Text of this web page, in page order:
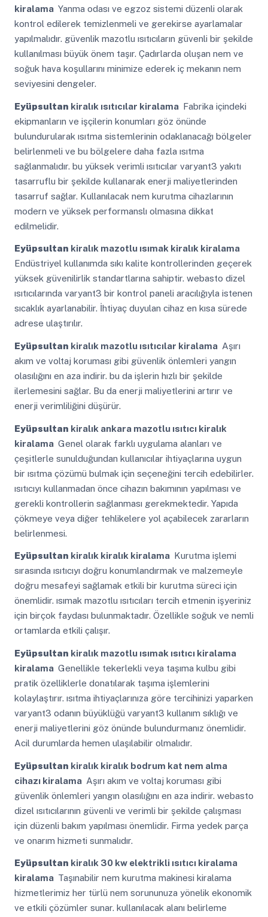
kiralama Yanma odası ve egzoz sistemi düzenli olarak
kontrol edilerek temizlenmeli ve gerekirse ayarlamalar
yapılmalıdır. güvenlik mazotlu ısıtıcıların güvenli bir şekilde
kullanılması büyük önem taşır. Çadırlarda oluşan nem ve
soğuk hava koşullarını minimize ederek iç mekanın nem
seviyesini dengeler.
Eyüpsultan kiralık ısıtıcılar kiralama Fabrika içindeki
ekipmanların ve işçilerin konumları göz önünde
bulundurularak ısıtma sistemlerinin odaklanacağı bölgeler
belirlenmeli ve bu bölgelere daha fazla ısıtma
sağlanmalıdır. bu yüksek verimli ısıtıcılar varyant3 yakıtı
tasarruflu bir şekilde kullanarak enerji maliyetlerinden
tasarruf sağlar. Kullanılacak nem kurutma cihazlarının
modern ve yüksek performanslı olmasına dikkat
edilmelidir.
Eyüpsultan kiralık mazotlu ısımak kiralık kiralama
Endüstriyel kullanımda sıkı kalite kontrollerinden geçerek
yüksek güvenilirlik standartlarına sahiptir. webasto dizel
ısıtıcılarında varyant3 bir kontrol paneli aracılığıyla istenen
sıcaklık ayarlanabilir. İhtiyaç duyulan cihaz en kısa sürede
adrese ulaştırılır.
Eyüpsultan kiralık mazotlu ısıtıcılar kiralama Aşırı
akım ve voltaj koruması gibi güvenlik önlemleri yangın
olasılığını en aza indirir. bu da işlerin hızlı bir şekilde
ilerlemesini sağlar. Bu da enerji maliyetlerini artırır ve
enerji verimliliğini düşürür.
Eyüpsultan kiralık ankara mazotlu ısıtıcı kiralık
kiralama Genel olarak farklı uygulama alanları ve
çeşitlerle sunulduğundan kullanıcılar ihtiyaçlarına uygun
bir ısıtma çözümü bulmak için seçeneğini tercih edebilirler.
ısıtıcıyı kullanmadan önce cihazın bakımının yapılması ve
gerekli kontrollerin sağlanması gerekmektedir. Yapıda
çökmeye veya diğer tehlikelere yol açabilecek zararların
belirlenmesi.
Eyüpsultan kiralık kiralık kiralama Kurutma işlemi
sırasında ısıtıcıyı doğru konumlandırmak ve malzemeyle
doğru mesafeyi sağlamak etkili bir kurutma süreci için
önemlidir. ısımak mazotlu ısıtıcıları tercih etmenin işyeriniz
için birçok faydası bulunmaktadır. Özellikle soğuk ve nemli
ortamlarda etkili çalışır.
Eyüpsultan kiralık mazotlu ısımak ısıtıcı kiralama
kiralama Genellikle tekerlekli veya taşıma kulbu gibi
pratik özelliklerle donatılarak taşıma işlemlerini
kolaylaştırır. ısıtma ihtiyaçlarınıza göre tercihinizi yaparken
varyant3 odanın büyüklüğü varyant3 kullanım sıklığı ve
enerji maliyetlerini göz önünde bulundurmanız önemlidir.
Acil durumlarda hemen ulaşılabilir olmalıdır.
Eyüpsultan kiralık kiralık bodrum kat nem alma
cihazı kiralama Aşırı akım ve voltaj koruması gibi
güvenlik önlemleri yangın olasılığını en aza indirir. webasto
dizel ısıtıcılarının güvenli ve verimli bir şekilde çalışması
için düzenli bakım yapılması önemlidir. Firma yedek parça
ve onarım hizmeti sunmalıdır.
Eyüpsultan kiralık 30 kw elektrikli ısıtıcı kiralama
kiralama Taşınabilir nem kurutma makinesi kiralama
hizmetlerimiz her türlü nem sorununuza yönelik ekonomik
ve etkili çözümler sunar. kullanılacak alanı belirleme